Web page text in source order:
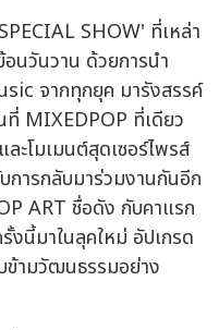
SHOW' ที่เหล่า
นวันวาน ด้วยการนำ
จากทุกยุค มารังสรรค์
ที่ MIXEDPOP ที่เดียว
ะโมเมนต์สุดเซอร์ไพรส์
ารกลับมาร่วมงานกันอีก
ART ชื่อดัง กับคาแรก
งนี้มาในลุคใหม่ อัปเกรด
ามวัฒนธรรมอย่าง